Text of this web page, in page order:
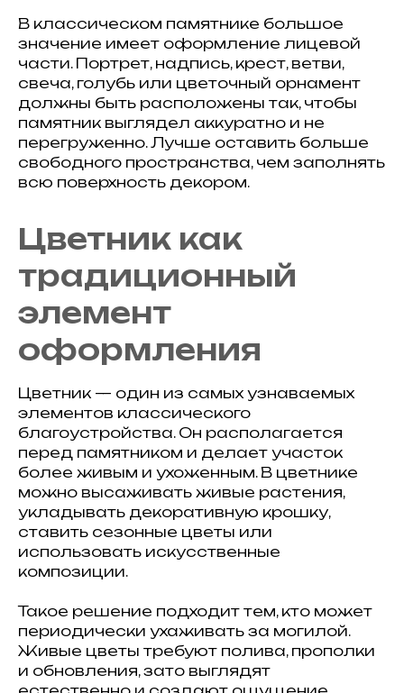
В классическом памятнике большое
значение имеет оформление лицевой
части. Портрет, надпись, крест, ветви,
свеча, голубь или цветочный орнамент
должны быть расположены так, чтобы
памятник выглядел аккуратно и не
перегруженно. Лучше оставить больше
свободного пространства, чем заполнять
всю поверхность декором.
Цветник как
традиционный
элемент
оформления
Цветник — один из самых узнаваемых
элементов классического
благоустройства. Он располагается
перед памятником и делает участок
более живым и ухоженным. В цветнике
можно высаживать живые растения,
укладывать декоративную крошку,
ставить сезонные цветы или
использовать искусственные
композиции.
Такое решение подходит тем, кто может
периодически ухаживать за могилой.
Живые цветы требуют полива, прополки
и обновления, зато выглядят